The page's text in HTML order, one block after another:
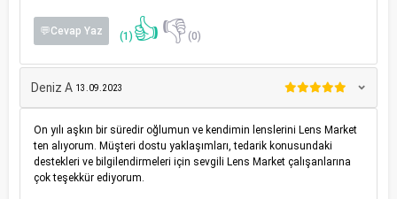
💬Cevap Yaz (1) 👍👎(0)
Deniz A 13.09.2023
On yılı aşkın bir süredir oğlumun ve kendimin lenslerini Lens Market
ten alıyorum. Müşteri dostu yaklaşımları, tedarik konusundaki
destekleri ve bilgilendirmeleri için sevgili Lens Market çalışanlarına
çok teşekkür ediyorum.